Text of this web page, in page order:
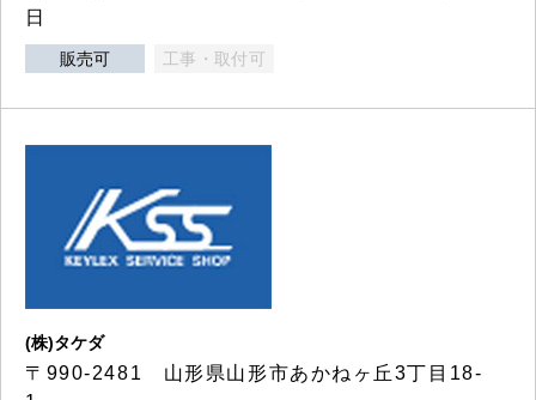
日
販売可 工事・取付可
(株)タケダ
〒990-2481 山形県山形市あかねヶ丘3丁目18-